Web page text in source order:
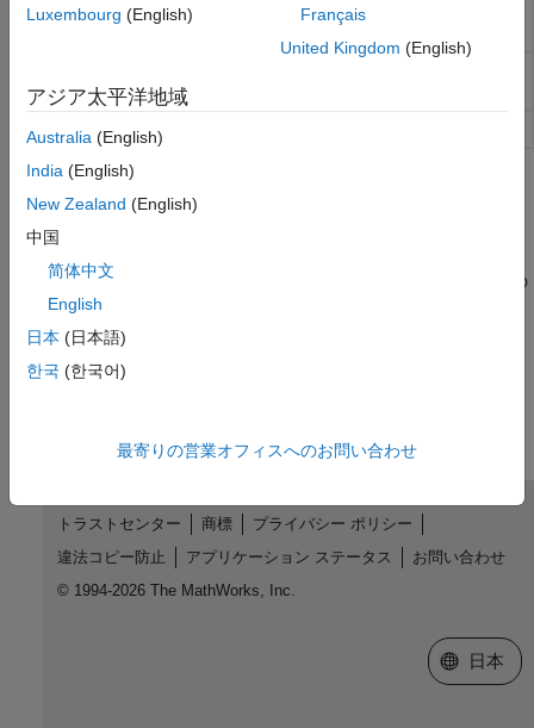
mput
SFTP または FTP サーバーへのファイルまたはフ
前の変更
rmdir SFTP または FTP サーバー上のフォルダーの削除
トピック
FTP ファイル操作の実行
ド、フォルダーの作成と削除、およびサーバー上のコンテンツの
一覧表示などのリモート操作を実行。
Luxembourg (English)
Français
United Kingdom (English)
アジア太平洋地域
Australia (English)
India (English)
New Zealand (English)
中国
简体中文
English
日本 (日本語)
한국 (한국어)
最寄りの営業オフィスへのお問い合わせ
トラストセンター 商標
プライバシー ポリシー
違法コピー防止
アプリケーション ステータス
お問い合わせ
© 1994-2026 The MathWorks, Inc.
Web サイ
日本